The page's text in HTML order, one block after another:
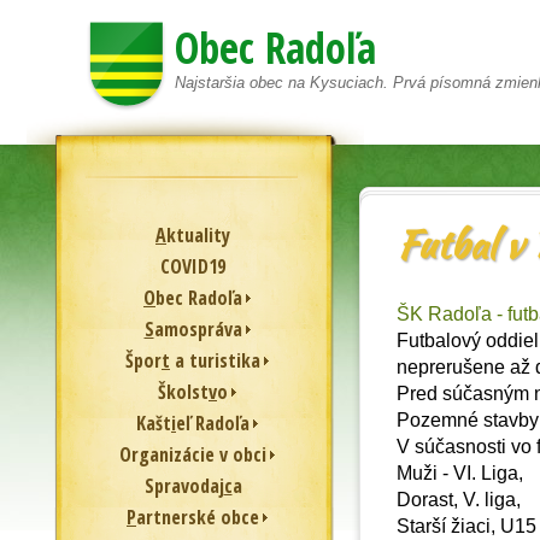
Obec Radoľa
Najstaršia obec na Kysuciach. Prvá písomná
Aktuality
COVID19
Obec Radoľa
Samospráva
Šport a turistika
Školstvo
Kaštieľ Radoľa
Organizácie v obci
Spravodajca
Partnerské obce
Futbal v
ŠK Radoľa -
Futbalový
neprerušene až
Pred súčasným
Pozemné
V súčasnosti vo
Muži - VI. Liga,
Dorast, V. liga,
Starší žiaci, U15